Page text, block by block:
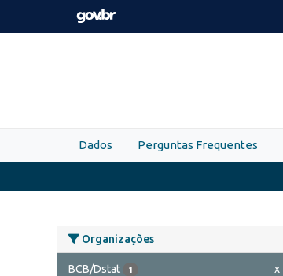
Skip to main content
Dados Perguntas Frequentes
Organizações
BCB/Dstat 1 x